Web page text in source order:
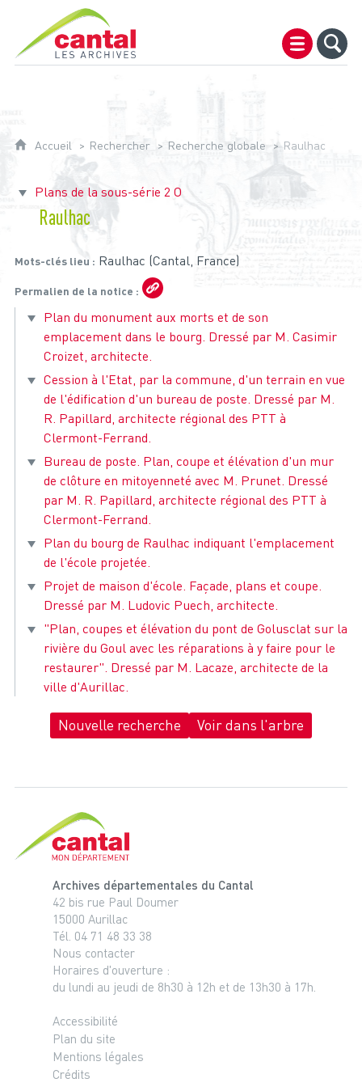
Archives du Cantal
Accueil Rechercher Recherche globale Raulhac
Plans de la sous-série 2 O
Raulhac
Mots-clés lieu Raulhac (Cantal, France)
Permalien de la notice
Plan du monument aux morts et de son
emplacement dans le bourg. Dressé par M. Casimir
Croizet, architecte.
Cession à l'Etat, par la commune, d'un terrain en vue
de l'édification d'un bureau de poste. Dressé par M.
R. Papillard, architecte régional des PTT à
Clermont-Ferrand.
Bureau de poste. Plan, coupe et élévation d'un mur
de clôture en mitoyenneté avec M. Prunet. Dressé
par M. R. Papillard, architecte régional des PTT à
Clermont-Ferrand.
Plan du bourg de Raulhac indiquant l'emplacement
de l'école projetée.
Projet de maison d'école. Façade, plans et coupe.
Dressé par M. Ludovic Puech, architecte.
"Plan, coupes et élévation du pont de Golusclat sur la
rivière du Goul avec les réparations à y faire pour le
restaurer". Dressé par M. Lacaze, architecte de la
ville d'Aurillac.
Nouvelle recherche Voir dans l'arbre
Archives départementales du Cantal
42 bis rue Paul Doumer
15000 Aurillac
Tél. 04 71 48 33 38
Nous contacter
Horaires d'ouverture :
du lundi au jeudi de 8h30 à 12h et de 13h30 à 17h.
Accessibilité
Plan du site
Mentions légales
Crédits